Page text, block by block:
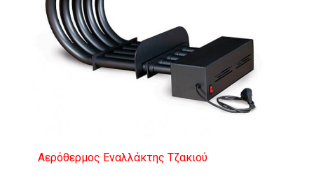
Αερόθερμος Εναλλάκτης Τζακιού